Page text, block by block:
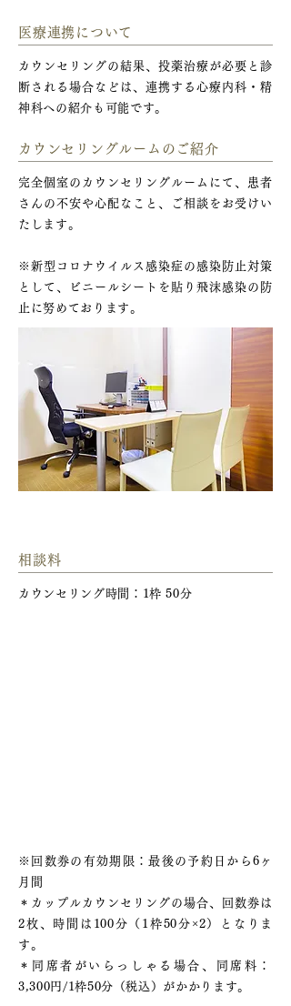
医療連携について
カウンセリングの結果、投薬治療が必要と診
断される場合などは、連携する心療内科・精
神科への紹介も可能です。
カウンセリングルームのご紹介
完全個室のカウンセリングルームにて、患者
さんの不安や心配なこと、ご相談をお受けい
たします。
※新型コロナウイルス感染症の感染防止対策
として、ビニールシートを貼り飛沫感染の防
止に努めております。
相談料
カウンセリング時間：1枠 50分
※回数券の有効期限：最後の予約日から6ヶ
月間​​
＊カップルカウンセリングの場合、回数券は
2枚、時間は100分（1枠50分×2）となりま
す。
​＊同席者がいらっしゃる場合、同席料：
3,300円/1枠50分（税込）がかかります。